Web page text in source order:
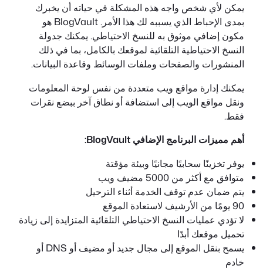
يمكن لأي شخص واجه هذه المشكلة في حياته أن يخبرك
بمدى الإحباط الذي يسببه لك هذا الأمر. BlogVault هو
مكون إضافي موثوق به للنسخ الاحتياطي. يمكنك جدولة
النسخ الاحتياطية التلقائية لموقعك بالكامل، بما في ذلك
المنشورات والصفحات وملفات الوسائط وقاعدة البيانات.
يمكنك إدارة مواقع ويب متعددة من نفس لوحة المعلومات
ونقل مواقع الويب إلى استضافة أو نطاق آخر ببضع نقرات
فقط.
أهم مميزات البرنامج الإضافي BlogVault:
يوفر تخزينًا سحابيًا مجانيًا وبيئة مؤقتة
متوافق مع أكثر من 5000 مضيف ويب
يتم ضمان عدم توقف الخدمة أثناء الترحيل
90 يومًا من الأرشيف لاستعادة الموقع
لا تؤدي عمليات النسخ الاحتياطي التلقائية المتزايدة إلى زيادة
تحميل موقعك أبدًا
يسمح بنقل الموقع إلى مجال جديد أو مضيف أو DNS أو
خادم